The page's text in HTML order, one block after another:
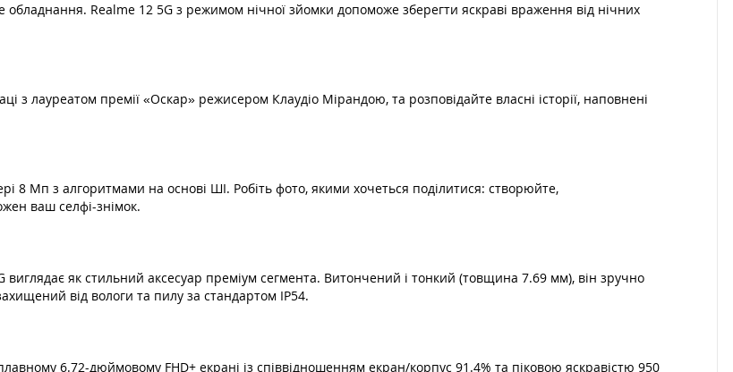
Realme 12 5G з режимом нічної зйомки допоможе зберегти яскраві враження від нічних
з лауреатом премії «Оскар» режисером Клаудіо Мірандою, та розповідайте власні історії, наповнені
8 Мп з алгоритмами на основі ШІ. Робіть фото, якими хочеться поділитися: створюйте,
ваш селфі-знімок.
як стильний аксесуар преміум сегмента. Витончений і тонкий (товщина 7.69 мм), він зручно
від вологи та пилу за стандартом IP54.
6.72-дюймовому FHD+ екрані із співвідношенням екран/корпус 91.4% та піковою яскравістю 950